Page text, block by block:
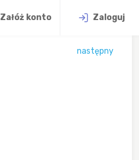
Załóż konto Zaloguj
następny